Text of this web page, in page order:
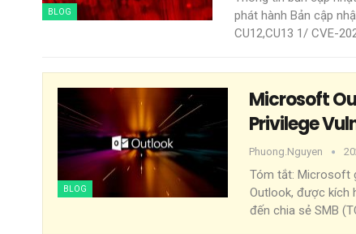
BLOG
phát hành Bản cập
CU12,CU13 1/ CVE-
BLOG
Microsoft
Privilege
Phuong.nguyen
Tóm tắt: Microsoft
Outlook, được kích
đến chia sẻ SMB